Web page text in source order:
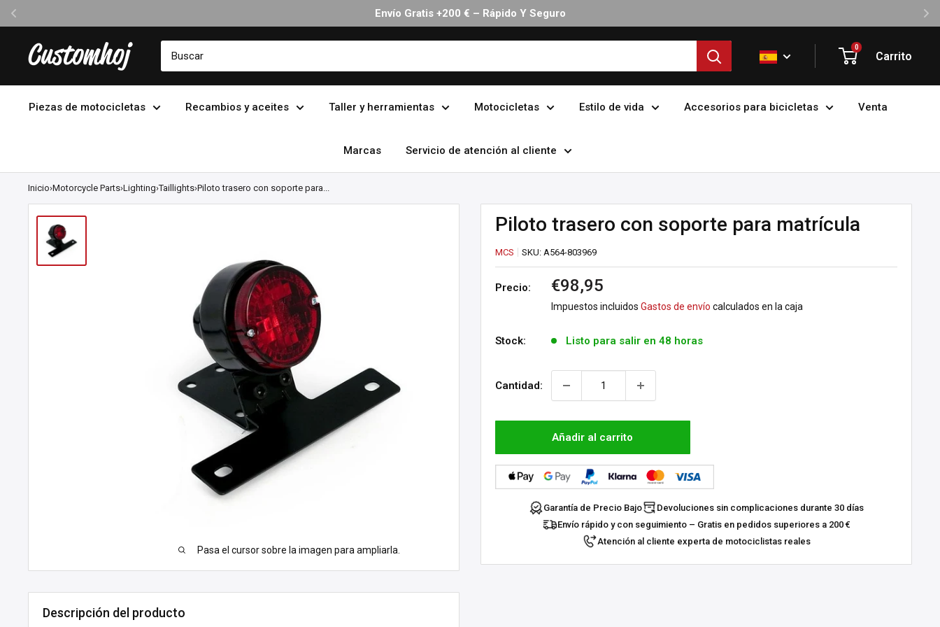
Envío Gratis +200 € – Rápido Y Seguro
directamente
Customhoj 0
Carrito
Piezas de motocicletas Recambios y aceites Taller y herramientas Motocicletas Estilo de vida Accesorios para bicicletas Venta
Marcas Servicio de atención al cliente
Inicio›Motorcycle Parts›Lighting›Taillights›Piloto trasero con soporte para...
Pasa el cursor sobre la imagen para ampliarla.
Piloto trasero con soporte para matrícula
MCS SKU: A564-803969
Precio:
Precio
de
venta
€98,95
Impuestos incluidos Gastos de envío calculados en la caja
Stock: Listo para salir en 48 horas
Cantidad:
Añadir al carrito
Garantía de Precio Bajo
Devoluciones sin complicaciones durante 30 días
Envío rápido y con seguimiento – Gratis en pedidos superiores a 200 €
Atención al cliente experta de motociclistas reales
Descripción del producto